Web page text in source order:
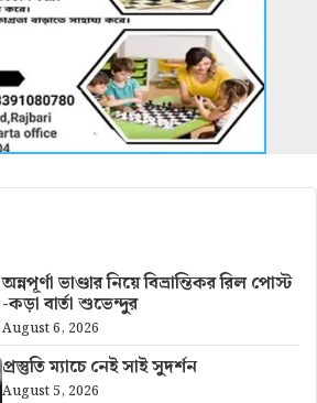
অন্নপূর্ণা ভাণ্ডার নিয়ে বিভ্রান্তিকর রিল পোস্ট
-কড়া বার্তা শুভেন্দুর
August 6, 2026
প্রস্তুতি ম্যাচে নেই সাই সুদর্শন
August 5, 2026